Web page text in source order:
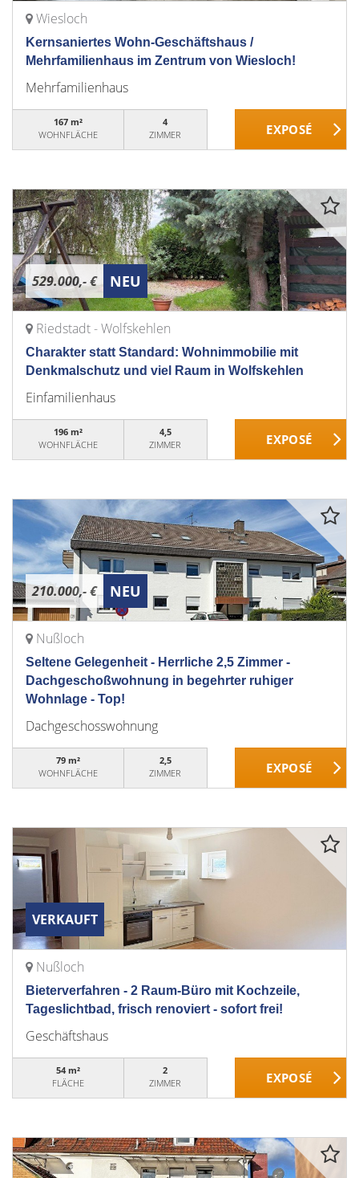
Wiesloch
Kernsaniertes Wohn-Geschäftshaus /
Mehrfamilienhaus im Zentrum von Wiesloch!
Mehrfamilienhaus
167 m²
WOHNFLÄCHE
4
ZIMMER
529.000,- € NEU
Riedstadt - Wolfskehlen
Charakter statt Standard: Wohnimmobilie mit
Denkmalschutz und viel Raum in Wolfskehlen
Einfamilienhaus
196 m²
WOHNFLÄCHE
4,5
ZIMMER
210.000,- € NEU
Nußloch
Seltene Gelegenheit - Herrliche 2,5 Zimmer -
Dachgeschoßwohnung in begehrter ruhiger
Wohnlage - Top!
Dachgeschosswohnung
79 m²
WOHNFLÄCHE
2,5
ZIMMER
VERKAUFT
Nußloch
Bieterverfahren - 2 Raum-Büro mit Kochzeile,
Tageslichtbad, frisch renoviert - sofort frei!
Geschäftshaus
54 m²
FLÄCHE
2
ZIMMER